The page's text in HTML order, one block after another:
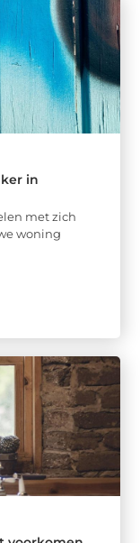
in
met zich
woning